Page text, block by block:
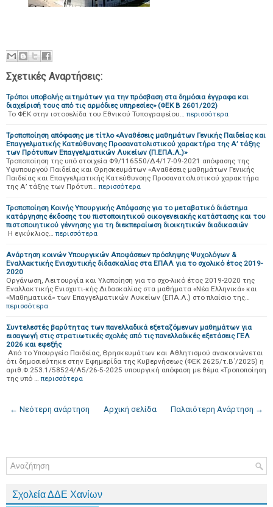
Σχετικές Αναρτήσεις:
Τρόποι υποβολής αιτημάτων για την πρόσβαση στα δημόσια έγγραφα και
διαχείρισή τους από τις αρμόδιες υπηρεσίες» (ΦΕΚ Β 2601/202)
Το ΦΕΚ στην ιστοσελίδα του Εθνικού Τυπογραφείου… περισσότερα
Τροποποίηση απόφασης με τίτλο «Αναθέσεις μαθημάτων Γενικής Παιδείας και
Επαγγελματικής Κατεύθυνσης Προσανατολιστικού χαρακτήρα της Α’ τάξης
των Πρότυπων Επαγγελματικών Λυκείων (Π.ΕΠΑ.Λ.)»
Τροποποίηση της υπό στοιχεία Φ9/116550/Δ4/17-09-2021 απόφασης της
Υφυπουργού Παιδείας και Θρησκευμάτων «Αναθέσεις μαθημάτων Γενικής
Παιδείας και Επαγγελματικής Κατεύθυνσης Προσανατολιστικού χαρακτήρα
της Α’ τάξης των Πρότυπ… περισσότερα
Τροποποίηση Κοινής Υπουργικής Απόφασης για το μεταβατικό διάστημα
κατάργησης έκδοσης του πιστοποιητικού οικογενειακής κατάστασης και του
πιστοποιητικού γέννησης για τη διεκπεραίωση διοικητικών διαδικασιών
Η εγκύκλιος… περισσότερα
Ανάρτηση κοινών Υπουργικών Αποφάσεων πρόσληψης Ψυχολόγων &
Εναλλακτικής Ενισχυτικής διδασκαλίας στα ΕΠΑΛ για το σχολικό έτος 2019-
2020
Οργάνωση, Λειτουργία και Υλοποίηση για το σχο-λικό έτος 2019-2020 της
Εναλλακτικής Ενισχυτι-κής Διδασκαλίας στα μαθήματα «Νέα Ελληνικά» και
«Μαθηματικά» των Επαγγελματικών Λυκείων (ΕΠΑ.Λ.) στο πλαίσιο της…
περισσότερα
Συντελεστές βαρύτητας των πανελλαδικά εξεταζόμενων μαθημάτων για
εισαγωγή στις στρατιωτικές σχολές από τις πανελλαδικές εξετάσεις ΓΕΛ
2026 και εφεξής
Από το Υπουργείο Παιδείας, Θρησκευμάτων και Αθλητισμού ανακοινώνεται
ότι δημοσιεύτηκε στην Εφημερίδα της Κυβερνήσεως (ΦΕΚ 2625/τ.Β΄/2025) η
αριθ.Φ.253.1/58524/Α5/26-5-2025 υπουργική απόφαση με θέμα «Τροποποίηση
της υπό … περισσότερα
← Νεότερη ανάρτηση Παλαιότερη Ανάρτηση →
Αρχική σελίδα
Σχολεία ΔΔΕ Χανίων